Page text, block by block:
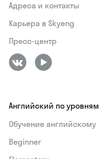
Адреса и контакты
Карьера в Skyeng
Пресс-центр
Английский по уровням
Обучение английскому
Beginner